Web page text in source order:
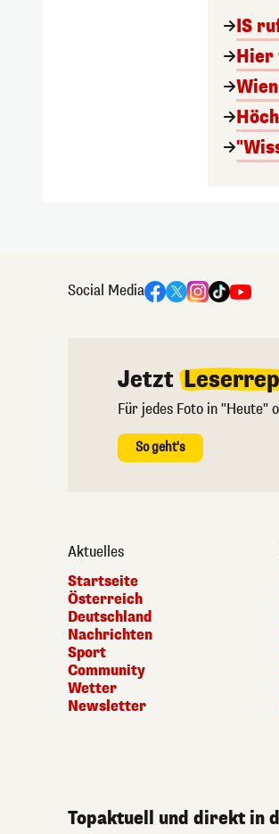
IS
Hier
Social Media
Jetzt
Für jedes Foto in "Heute"
So geht's
Aktuelles
Startseite
Österreich
Deutschland
Nachrichten
Sport
Community
Wetter
Newsletter
Topaktuell und direkt in